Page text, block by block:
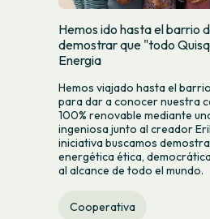
Hemos ido hasta el barrio
demostrar que "todo
Energia
Hemos viajado hasta el
para dar a conocer nuestra
100% renovable mediante
ingeniosa junto al creador
iniciativa buscamos
energética ética,
al alcance de todo el mundo.
Cooperativa